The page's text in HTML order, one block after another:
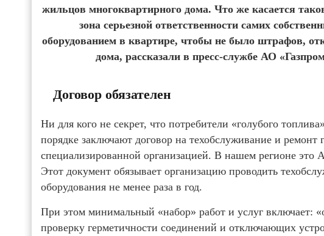
жильцов многоквартирного дома. Что же касается
зона серьезной ответственности самих
оборудованием в квартире, чтобы не было штрафов,
дома, рассказали в пресс-службе АО
Договор обязателен
Ни для кого не секрет, что потребители «голубого
порядке заключают договор на техобслуживание и ремонт
специализированной организацией. В нашем регионе это
Этот документ обязывает организацию проводить
оборудования не менее раза в год.
При этом минимальный «набор» работ и услуг включает:
проверку герметичности соединений и отключающих